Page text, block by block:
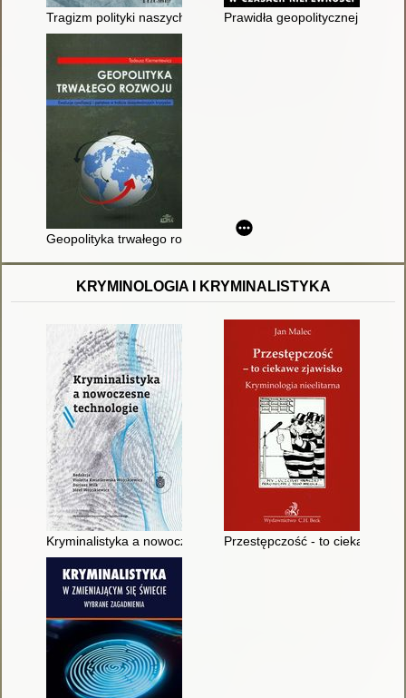
Tragizm polityki naszych czasów : strach, fatum i brzemię
Prawidła geopolitycznej gry o
Geopolityka trwałego rozwoju : ewolucja cywilizacji i państwa
KRYMINOLOGIA I KRYMINALISTYKA
Kryminalistyka a nowoczesne technologiePrzestępczość - to ciekawe